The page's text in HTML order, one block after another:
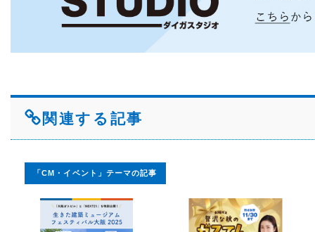
関連する記事
「CM・イベント」テーマの記事